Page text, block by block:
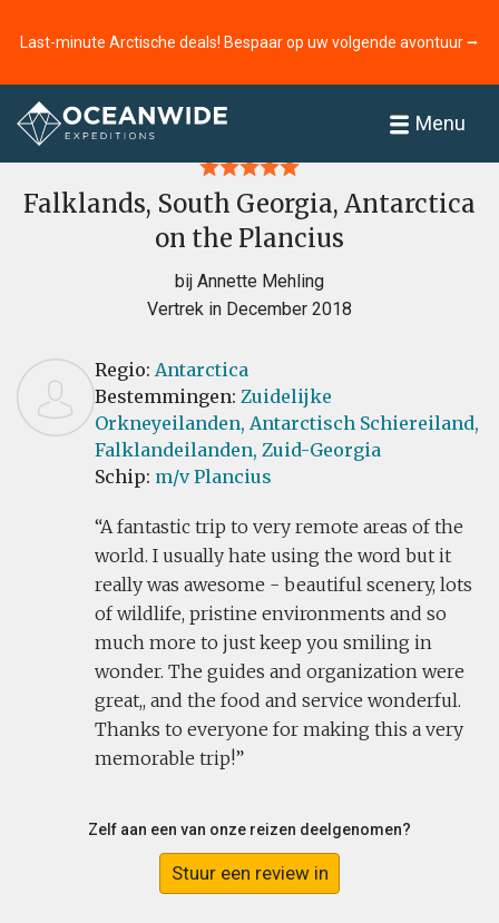
Last-minute Arctische deals! Bespaar op uw volgende avontuur ⭢
Menu
Home
Falklands, South Georgia, Antarctica
on the Plancius
bij Annette Mehling
Vertrek in December 2018
Regio: Antarctica
Bestemmingen: Zuidelijke
Orkneyeilanden, Antarctisch Schiereiland,
Falklandeilanden, Zuid-Georgia
Schip: m/v Plancius
A fantastic trip to very remote areas of the
world. I usually hate using the word but it
really was awesome - beautiful scenery, lots
of wildlife, pristine environments and so
much more to just keep you smiling in
wonder. The guides and organization were
great,, and the food and service wonderful.
Thanks to everyone for making this a very
memorable trip!
Zelf aan een van onze reizen deelgenomen?
Stuur een review in